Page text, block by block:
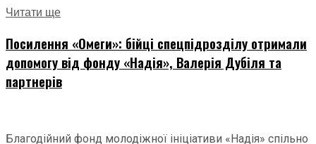
Читати ще
Посилення «Омеги»: бійці спецпідрозділу отримали
допомогу від фонду «Надія», Валерія Дубіля та
партнерів
Благодійний фонд молодіжної ініціативи «Надія» спільно